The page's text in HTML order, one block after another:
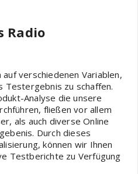
Radio
verschiedenen Variablen,
Testergebnis zu schaffen.
Analyse die unsere
fließen vor allem
als auch diverse Online
Durch dieses
können wir Ihnen
Testberichte zu Verfügung